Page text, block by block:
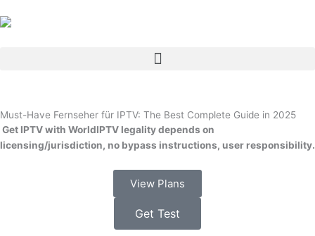
to
Menu
Must-Have Fernseher für IPTV: The Best Complete Guide in 2025
Get IPTV with WorldIPTV legality depends on
licensing/jurisdiction, no bypass instructions, user responsibility.
View Plans
Get Test